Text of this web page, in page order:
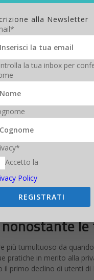
nonostante
più tumultuoso da
pratiche in merito alla
il primo declino di utenti
alla Newsletter
la tua inbox per
Accetto la
Policy
REGISTRATI